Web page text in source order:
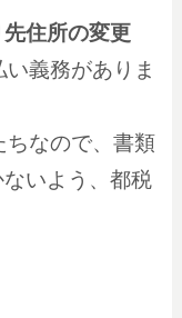
住所の変更
義務がありま
ちなので、書類
ないよう、都税